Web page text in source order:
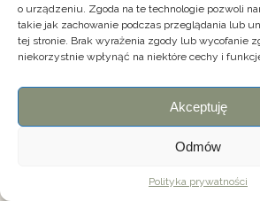
o urządzeniu. Zgoda na te technologie pozwoli
takie jak zachowanie podczas przeglądania lub
tej stronie. Brak wyrażenia zgody lub wycofanie
niekorzystnie wpłynąć na niektóre cechy i
Akceptuję
Odmów
Polityka prywatności